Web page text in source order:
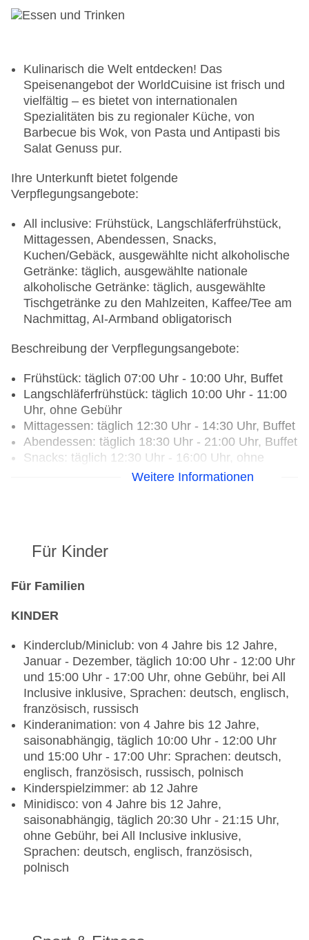
Kulinarisch die Welt entdecken! Das
Speisenangebot der WorldCuisine ist frisch und
vielfältig – es bietet von internationalen
Spezialitäten bis zu regionaler Küche, von
Barbecue bis Wok, von Pasta und Antipasti bis
Salat Genuss pur.
Ihre Unterkunft bietet folgende
Verpflegungsangebote:
All inclusive: Frühstück, Langschläferfrühstück,
Mittagessen, Abendessen, Snacks,
Kuchen/Gebäck, ausgewählte nicht alkoholische
Getränke: täglich, ausgewählte nationale
alkoholische Getränke: täglich, ausgewählte
Tischgetränke zu den Mahlzeiten, Kaffee/Tee am
Nachmittag, AI-Armband obligatorisch
Beschreibung der Verpflegungsangebote:
Frühstück: täglich 07:00 Uhr - 10:00 Uhr, Buffet
Langschläferfrühstück: täglich 10:00 Uhr - 11:00
Uhr, ohne Gebühr
Mittagessen: täglich 12:30 Uhr - 14:30 Uhr, Buffet
Abendessen: täglich 18:30 Uhr - 21:00 Uhr, Buffet
Snacks: täglich 12:30 Uhr - 16:00 Uhr, ohne
Gebühr, bei All Inclusive inklusive,
Hauptrestaurant „L'OLIVIER“: Küche:
bei All Inclusive inklusive, Anfrage & Reservierung
Gebühr, bei All Inclusive inklusive, Anfrage &
Reservierung nicht notwendig, Buffet,
Showcooking, klimatisierbar, mit Terrasse
Restaurant „WORLD MEZE“: Küche:
landestypisch, à la carte, Anfrage & Reservierung
notwendig, ohne Gebühr, bei All Inclusive
inklusive, 19:00 Uhr - 21:00 Uhr, klimatisierbar
Bars & mehr: 5
Lobbybar „Lobby Bar“: ab 0 Jahre, Januar -
Dezember, täglich 10:00 Uhr - 23:00 Uhr, ohne
Gebühr, bei All Inclusive inklusive
Bar „American Bar“: ab 16 Jahre, täglich 09:00
Uhr - 00:00 Uhr, gegen Gebühr
Bar „The Moorish café“: ab 16 Jahre, Juni -
Oktober, täglich 16:00 Uhr - 00:00 Uhr, gegen
Weitere Informationen
Für Kinder
Für Familien
KINDER
Kinderclub/Miniclub: von 4 Jahre bis 12 Jahre,
Januar - Dezember, täglich 10:00 Uhr - 12:00 Uhr
und 15:00 Uhr - 17:00 Uhr, ohne Gebühr, bei All
Inclusive inklusive, Sprachen: deutsch, englisch,
französisch, russisch
Kinderanimation: von 4 Jahre bis 12 Jahre,
saisonabhängig, täglich 10:00 Uhr - 12:00 Uhr
und 15:00 Uhr - 17:00 Uhr: Sprachen: deutsch,
englisch, französisch, russisch, polnisch
Kinderspielzimmer: ab 12 Jahre
Minidisco: von 4 Jahre bis 12 Jahre,
saisonabhängig, täglich 20:30 Uhr - 21:15 Uhr,
ohne Gebühr, bei All Inclusive inklusive,
Sprachen: deutsch, englisch, französisch,
polnisch